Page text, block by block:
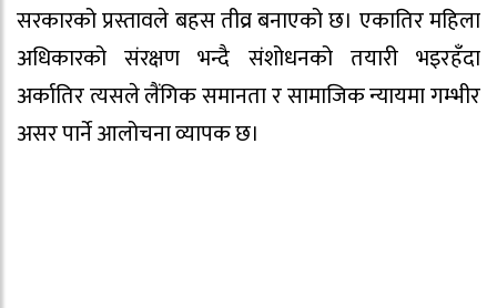
सरकारको प्रस्तावले बहस तीव्र बनाएको छ। एकातिर महिला
अधिकारको संरक्षण भन्दै संशोधनको तयारी भइरहँदा
अर्कातिर त्यसले लैंगिक समानता र सामाजिक न्यायमा गम्भीर
असर पार्ने आलोचना व्यापक छ।